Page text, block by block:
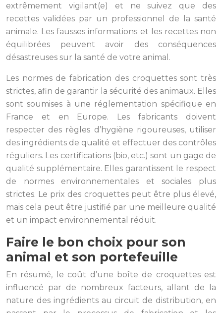
extrêmement vigilant(e) et ne suivez que des
recettes validées par un professionnel de la santé
animale. Les fausses informations et les recettes non
équilibrées peuvent avoir des conséquences
désastreuses sur la santé de votre animal.
Les normes de fabrication des croquettes sont très
strictes, afin de garantir la sécurité des animaux. Elles
sont soumises à une réglementation spécifique en
France et en Europe. Les fabricants doivent
respecter des règles d’hygiène rigoureuses, utiliser
des ingrédients de qualité et effectuer des contrôles
réguliers. Les certifications (bio, etc.) sont un gage de
qualité supplémentaire. Elles garantissent le respect
de normes environnementales et sociales plus
strictes. Le prix des croquettes peut être plus élevé,
mais cela peut être justifié par une meilleure qualité
et un impact environnemental réduit.
Faire le bon choix pour son
animal et son portefeuille
En résumé, le coût d’une boîte de croquettes est
influencé par de nombreux facteurs, allant de la
nature des ingrédients au circuit de distribution, en